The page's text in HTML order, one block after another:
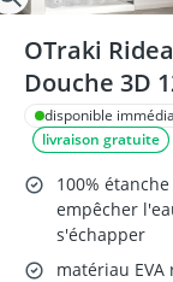
OTraki
Douche 3D
disponible
livraison gratuite
100%
empêcher
s'échapper
matériau